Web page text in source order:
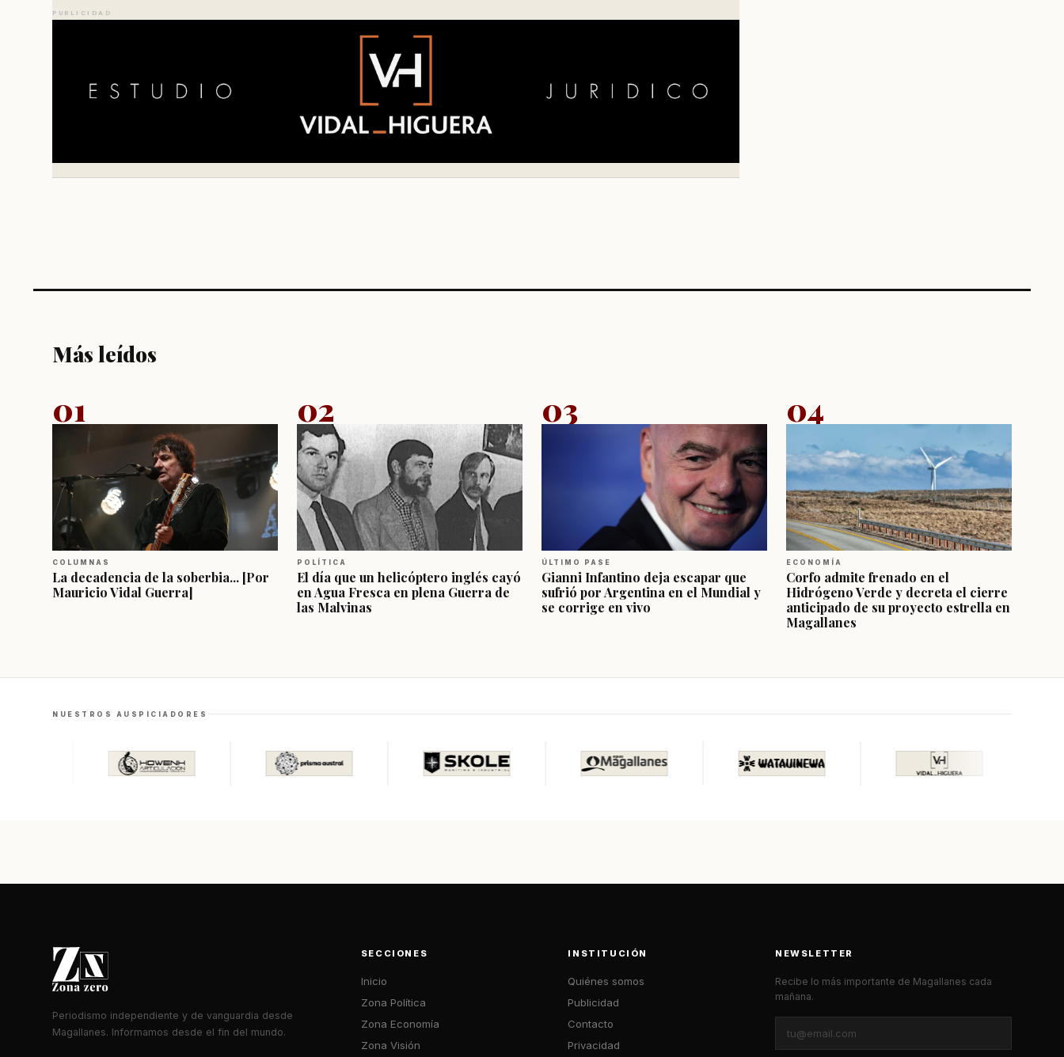
PUBLICIDAD
Más leídos
01
COLUMNAS
La decadencia de la soberbia... [Por
Mauricio Vidal Guerra]
02
POLÍTICA
El día que un helicóptero inglés cayó
en Agua Fresca en plena Guerra de
las Malvinas
03
ÚLTIMO PASE
Gianni Infantino deja escapar que
sufrió por Argentina en el Mundial y
se corrige en vivo
04
ECONOMÍA
Corfo admite frenado en el
Hidrógeno Verde y decreta el cierre
anticipado de su proyecto estrella en
Magallanes
NUESTROS AUSPICIADORES
Periodismo independiente y de vanguardia desde
Magallanes. Informamos desde el fin del mundo.
SECCIONES
Inicio
Zona Política
Zona Economía
Zona Visión
INSTITUCIÓN
Quiénes somos
Publicidad
Contacto
Privacidad
NEWSLETTER
Recibe lo más importante de Magallanes cada
mañana.